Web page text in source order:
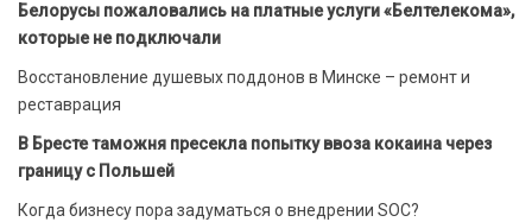
Белорусы пожаловались на платные услуги «Белтелекома»,
которые не подключали
Восстановление душевых поддонов в Минске – ремонт и
реставрация
В Бресте таможня пресекла попытку ввоза кокаина через
границу с Польшей
Когда бизнесу пора задуматься о внедрении SOC?